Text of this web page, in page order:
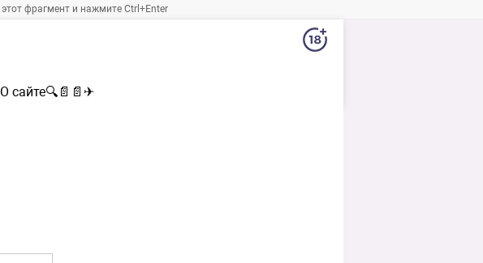
фрагмент и нажмите Ctrl+Enter
О сайте🔍 📄 📄 ✈